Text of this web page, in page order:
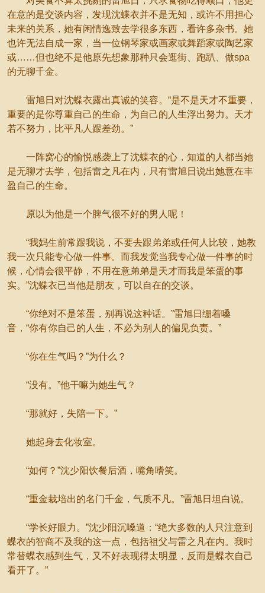
在意的是交谈内容，发现沈蝶衣并不是无知，或许不用担心
未来的关系，她有闲情逸致去学很多东西，看许多杂书。她
也许无法自成一家，当一位钢琴家或画家或舞蹈家或陶艺家
或……但也绝不是他原先想象那种只会逛街、跑趴、做spa
的无聊千金。
雷旭日对沈蝶衣露出真诚的笑容。“是不是天才不重要，
重要的是你尊重自己的生命，为自己的人生浮出努力。天才
若不努力，比平凡人跟差劲。”
一阵窝心的愉悦感袭上了沈蝶衣的心，知道的人都当她
是无聊才去学，包括雷之凡在内，只有雷旭日说出她意在丰
盈自己的生命。
原以为他是一个脾气很不好的男人呢！
“我妈生前常跟我说，不要去跟弟弟或任何人比较，她教
我一次只能专心做一件事。而我发觉当我专心做一件事的时
候，心情会很平静，不用在意弟弟是天才而我是笨蛋的事
实。”沈蝶衣已当他是朋友，可以自在的交谈。
“你绝对不是笨蛋，别再说这种话。”雷旭日绷着嗓
音，“你有你自己的人生，不必为别人的偏见负责。”
“你在生气吗？”为什么？
“没有。”他干嘛为她生气？
“那就好，失陪一下。”
她起身去化妆室。
“如何？”沈少阳饮餐后酒，嘴角嗜笑。
“重金栽培出的名门千金，气质不凡。”雷旭日坦白说。
“学长好眼力。”沈少阳沉嗓道：“绝大多数的人只注意到
蝶衣的智商不及我的这一点，包括祖父与雷之凡在内。我时
常替蝶衣感到生气，又不好表现得太明显，反而是蝶衣自己
看开了。”